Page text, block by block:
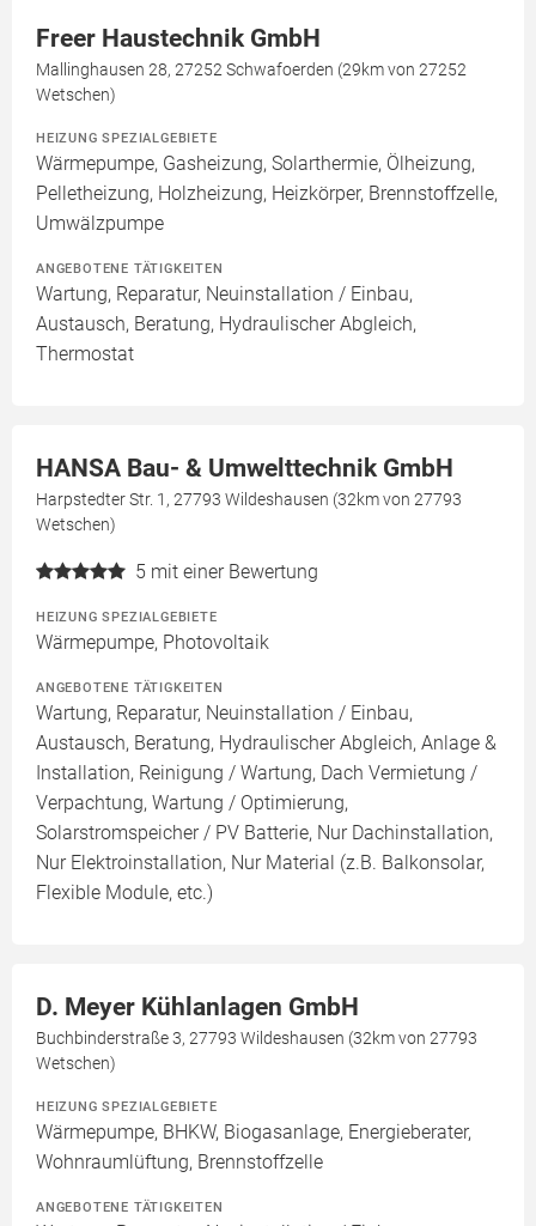
Freer Haustechnik GmbH
Mallinghausen 28, 27252 Schwafoerden (29km von 27252
Wetschen)
HEIZUNG SPEZIALGEBIETE
Wärmepumpe, Gasheizung, Solarthermie, Ölheizung,
Pelletheizung, Holzheizung, Heizkörper, Brennstoffzelle,
Umwälzpumpe
ANGEBOTENE TÄTIGKEITEN
Wartung, Reparatur, Neuinstallation / Einbau,
Austausch, Beratung, Hydraulischer Abgleich,
Thermostat
HANSA Bau- & Umwelttechnik GmbH
Harpstedter Str. 1, 27793 Wildeshausen (32km von 27793
Wetschen)
5 mit einer Bewertung
HEIZUNG SPEZIALGEBIETE
Wärmepumpe, Photovoltaik
ANGEBOTENE TÄTIGKEITEN
Wartung, Reparatur, Neuinstallation / Einbau,
Austausch, Beratung, Hydraulischer Abgleich, Anlage &
Installation, Reinigung / Wartung, Dach Vermietung /
Verpachtung, Wartung / Optimierung,
Solarstromspeicher / PV Batterie, Nur Dachinstallation,
Nur Elektroinstallation, Nur Material (z.B. Balkonsolar,
Flexible Module, etc.)
D. Meyer Kühlanlagen GmbH
Buchbinderstraße 3, 27793 Wildeshausen (32km von 27793
Wetschen)
HEIZUNG SPEZIALGEBIETE
Wärmepumpe, BHKW, Biogasanlage, Energieberater,
Wohnraumlüftung, Brennstoffzelle
ANGEBOTENE TÄTIGKEITEN